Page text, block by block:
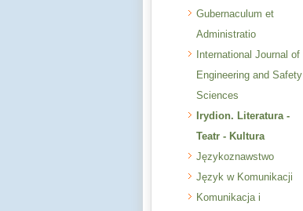
Gubernaculum et
Administratio
International Journal of
Engineering and Safety
Sciences
Irydion. Literatura -
Teatr - Kultura
Językoznawstwo
Język w Komunikacji
Komunikacja i